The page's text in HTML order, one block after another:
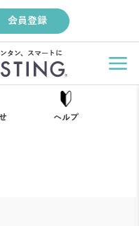
会員登録
タン、スマートに
ヘルプ